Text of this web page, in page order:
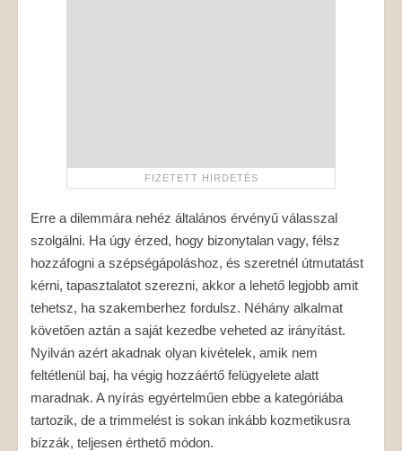
Erre a dilemmára nehéz általános érvényű válasszal
szolgálni. Ha úgy érzed, hogy bizonytalan vagy, félsz
hozzáfogni a szépségápoláshoz, és szeretnél útmutatást
kérni, tapasztalatot szerezni, akkor a lehető legjobb amit
tehetsz, ha szakemberhez fordulsz. Néhány alkalmat
követően aztán a saját kezedbe veheted az irányítást.
Nyilván azért akadnak olyan kivételek, amik nem
feltétlenül baj, ha végig hozzáértő felügyelete alatt
maradnak. A nyírás egyértelműen ebbe a kategóriába
tartozik, de a trimmelést is sokan inkább kozmetikusra
bízzák, teljesen érthető módon.